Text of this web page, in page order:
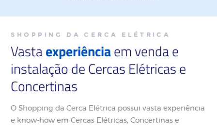
SHOPPING DA CERCA ELÉTRICA
Vastaexperiênciaem venda e
instalação de Cercas Elétricas e
Concertinas
O Shopping da Cerca Elétrica possui vasta experiência
e know-how em Cercas Elétricas, Concertinas e